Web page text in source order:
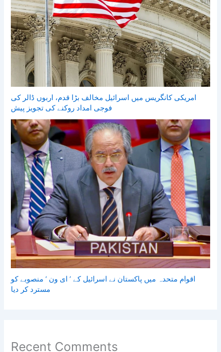
امریکی کانگریس میں اسرائیل مخالف بڑا قدم، اربوں ڈالر کی
فوجی امداد روکنے کی تجویز پیش
اقوام متحدہ میں پاکستان نے اسرائیل کے ’ ای ون ‘ منصوبے کو
مسترد کر دیا
Recent Comments